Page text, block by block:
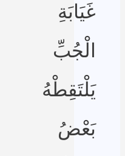
غَيَابَةِ
الْجُبِّ
يَلْتَقِطْهُ
بَعْضُ